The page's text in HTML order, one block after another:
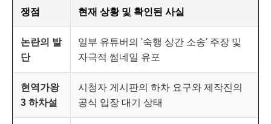
쟁점 현재 상황 및 확인된 사실
논란의 발
단
일부 유튜버의 '숙행 상간 소송' 주장 및
자극적 썸네일 유포
현역가왕
3 하차설
시청자 게시판의 하차 요구와 제작진의
공식 입장 대기 상태